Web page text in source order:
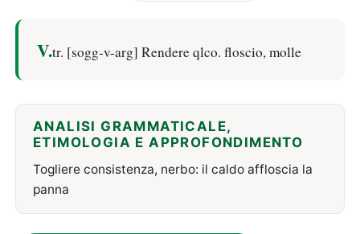
V.tr. [sogg-v-arg] Rendere qlco. floscio, molle
ANALISI GRAMMATICALE,
ETIMOLOGIA E APPROFONDIMENTO
Togliere consistenza, nerbo: il caldo affloscia la
panna